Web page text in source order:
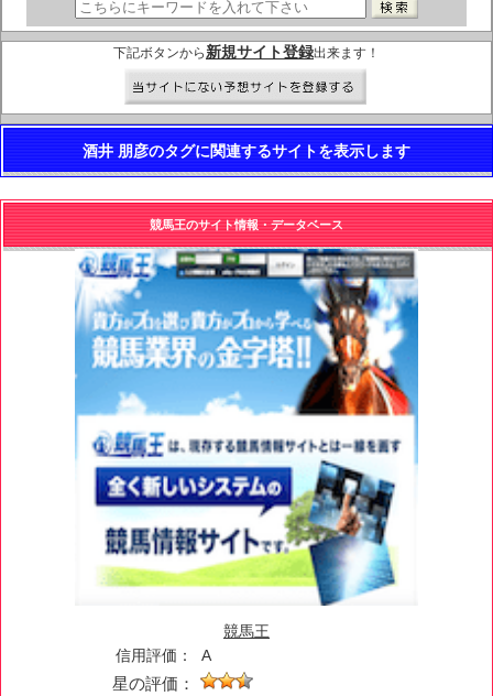
下記ボタンから 新規サイト登録出来ます！
酒井 朋彦のタグに関連するサイトを表示します
競馬王のサイト情報・データベース
競馬王
信用評価：
A
星の評価：